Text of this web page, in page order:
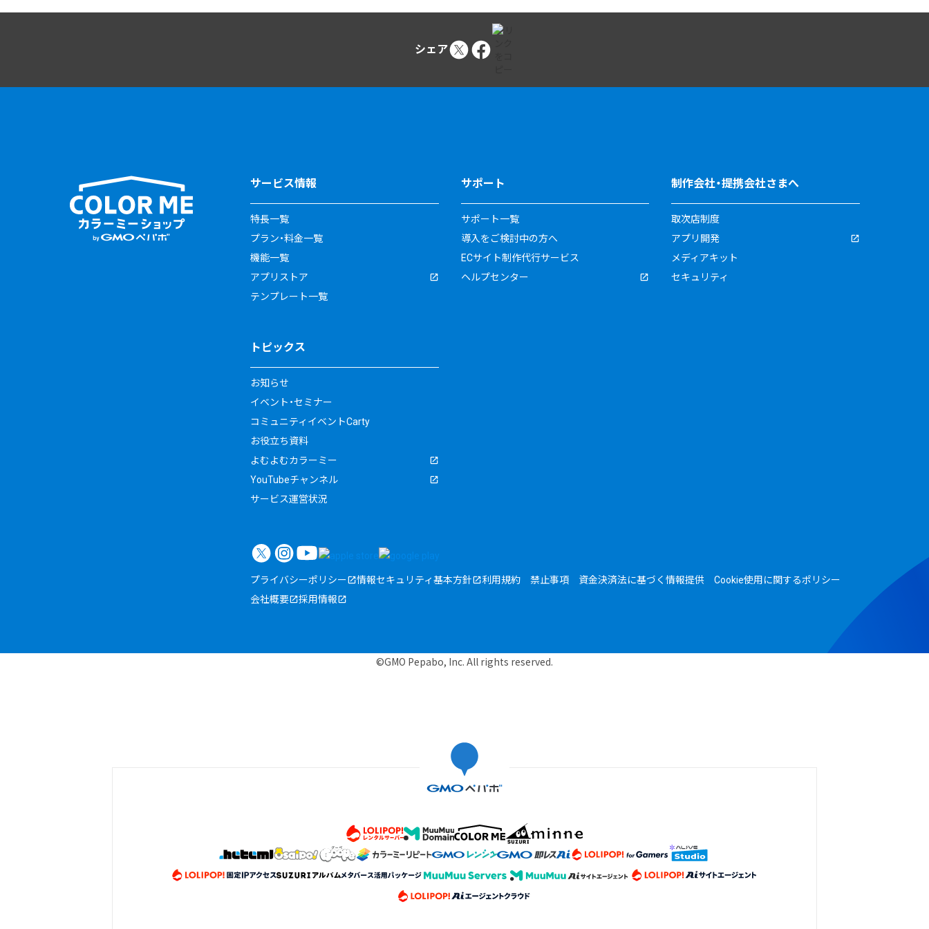
シェア
サービス情報
特長一覧
プラン・料金一覧
機能一覧
アプリストア
テンプレート一覧
サポート
サポート一覧
導入をご検討中の方へ
ECサイト制作代行サービス
ヘルプセンター
制作会社・提携会社さまへ
取次店制度
アプリ開発
メディアキット
セキュリティ
トピックス
お知らせ
イベント・セミナー
コミュニティイベントCarty
お役立ち資料
よむよむカラーミー
YouTubeチャンネル
サービス運営状況
プライバシーポリシー 情報セキュリティ基本方針 利用規約 禁止事項 資金決済法に基づく情報提供
Cookie使用に関するポリシー
会社概要
採用情報
©GMO Pepabo, Inc. All rights reserved.